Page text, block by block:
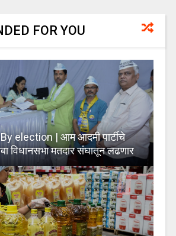
FOR YOU
election | आम आदमी पार्टीचे
विधानसभा मतदार संघातून लढणार